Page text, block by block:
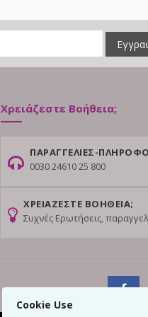
Cookie Use
Χρειάζεστε Βοήθεια;
ΠΑΡΑΓΓΕΛΙΕΣ-
0030 24610 25 800
ΧΡΕΙΑΖΕΣΤΕ ΒΟΗΘΕΙΑ;
Συχνές Ερωτήσεις,